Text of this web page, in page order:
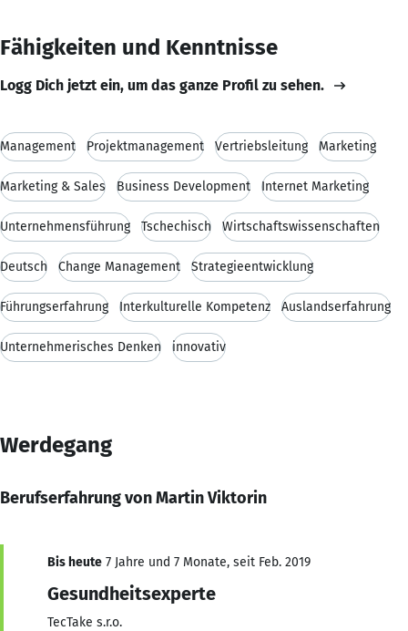
Fähigkeiten und Kenntnisse
Logg Dich jetzt ein, um das ganze Profil zu sehen.
Management Projektmanagement Vertriebsleitung Marketing
Marketing & Sales Business Development Internet Marketing
Unternehmensführung Tschechisch Wirtschaftswissenschaften
Deutsch Change Management Strategieentwicklung
Führungserfahrung Interkulturelle Kompetenz Auslandserfahrung
Unternehmerisches Denken innovativ
Werdegang
Berufserfahrung von Martin Viktorin
Bis heute 7 Jahre und 7 Monate, seit Feb. 2019
Gesundheitsexperte
TecTake s.r.o.